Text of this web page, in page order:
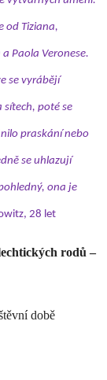
od Tiziana,
Paola Veronese.
se vyrábějí
poté se
praskání nebo
se uhlazují
ona je
28 let
rodů –
době